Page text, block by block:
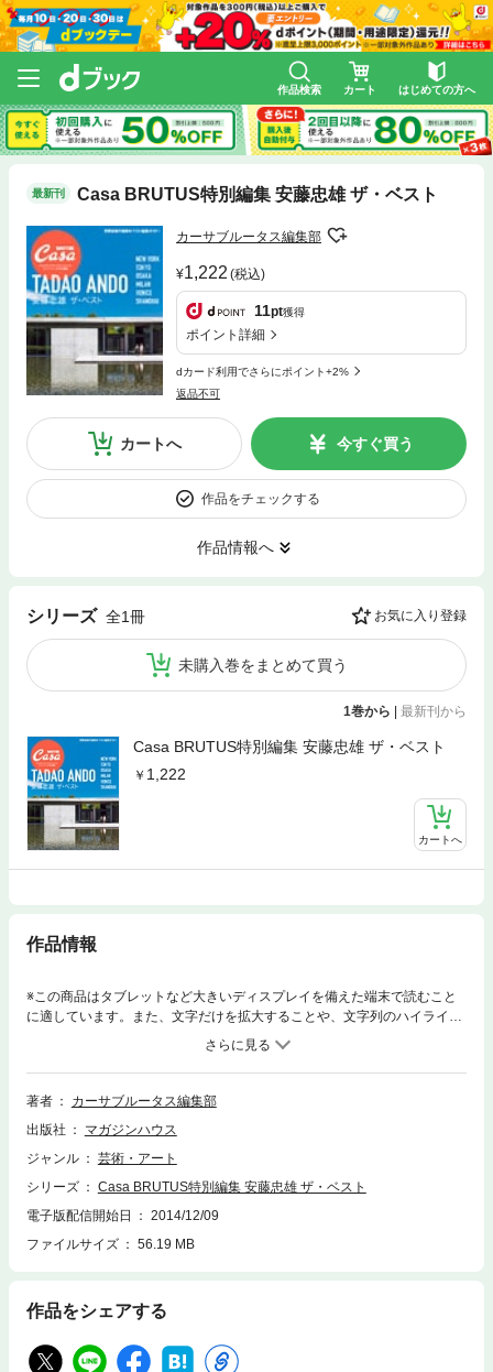
作品検索 カート はじめての方へ
最新刊 Casa BRUTUS特別編集 安藤忠雄 ザ・ベスト
カーサブルータス編集部
1,222 (税込)
11pt獲得
ポイント詳細
dカード利用でさらにポイント+2%
返品不可
カートへ 今すぐ買う
作品をチェックする
作品情報へ
シリーズ 全1冊 お気に入り登録
未購入巻をまとめて買う
1巻から 最新刊から
Casa BRUTUS特別編集 安藤忠雄 ザ・ベスト
1,222
カートへ
作品情報
※この商品はタブレットなど大きいディスプレイを備えた端末で読むこと
に適しています。また、文字だけを拡大することや、文字列のハイライ
ト、検索、辞書の参照、引用などの機能が使用できません。TADAO AND
O安藤忠雄 ザ・ベスト 世界で活躍する建築家、安藤忠雄。この現代建築
界の巨匠は、海外で巨大な美術館やオペラハウスを設計する一方で、小さ
な住宅にもこだわり、広範囲な設計活動を続けています。そこには一体ど
で取材してきた記事に最新作品の紹介などを加えて再編集。実際に訪れる
ことのできるANDO建築ガイドと共にその魅力を余すことなく紹介しま
雄が語る「人間力」インタビュー●安藤忠雄の最新美術館へ。●保存版！A
NDO建築ベストガイド。日本編47件／海外編20件／住宅編9件●外国人は
なぜANDOが好きなのか？●ANDO建築をめぐる7つのニッポンの旅。●安
藤忠雄はなぜ木を植えるのか。●English Summary / TADAO ANDO : MAJO
ーページを含みます。お使いの端末によっては、一部読みづらい場合がご
著者
カーサブルータス編集部
出版社
マガジンハウス
ジャンル
芸術・アート
シリーズ
Casa BRUTUS特別編集 安藤忠雄 ザ・ベスト
電子版配信開始日
2014/12/09
ファイルサイズ
56.19 MB
作品をシェアする